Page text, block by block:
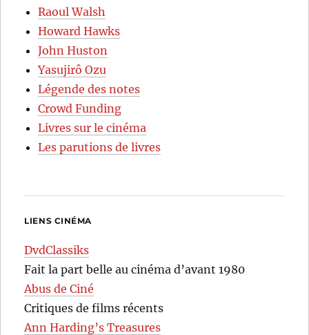
Raoul Walsh
Howard Hawks
John Huston
Yasujirô Ozu
Légende des notes
Crowd Funding
Livres sur le cinéma
Les parutions de livres
LIENS CINÉMA
DvdClassiks
Fait la part belle au cinéma d’avant 1980
Abus de Ciné
Critiques de films récents
Ann Harding’s Treasures